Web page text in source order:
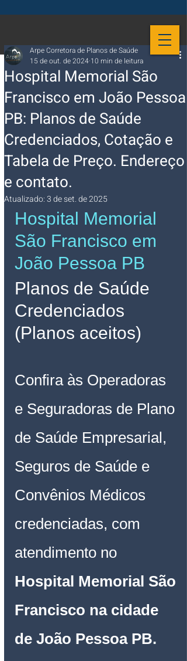
Hospital Memorial São
Francisco em João Pessoa
PB: Planos de Saúde
Credenciados, Cotação e
Tabela de Preço. Endereço
e contato.
Arpe Corretora de Planos de Saúde
15 de out. de 2024 10 min de leitura
Atualizado:3 de set. de 2025
Hospital Memorial
São Francisco em
João Pessoa PB
Planos de Saúde
Credenciados
(Planos aceitos)
Confira às Operadoras
e Seguradoras de Plano
de Saúde Empresarial,
Seguros de Saúde e
Convênios Médicos
credenciadas, com
atendimento no
Hospital Memorial São
Francisco na cidade
de João Pessoa PB.